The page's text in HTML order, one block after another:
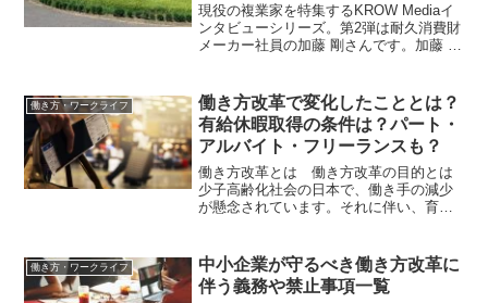
現役の複業家を特集するKROW Mediaイ
ンタビューシリーズ。第2弾は耐久消費財
メーカー社員の加藤 剛さんです。加藤 剛
務システム開発、子会社設立、新規開発
事業等の...
働き方・ワークライフ
働き方改革で変化したこととは？
有給休暇取得の条件は？パート・
アルバイト・フリーランスも？
働き方改革とは 働き方改革の目的とは
少子高齢化社会の日本で、働き手の減少
が懸念されています。それに伴い、育児
んな日本で一人でも多くの人がより良い
将来の展望を持って働ける...
働き方・ワークライフ
中小企業が守るべき働き方改革に
伴う義務や禁止事項一覧